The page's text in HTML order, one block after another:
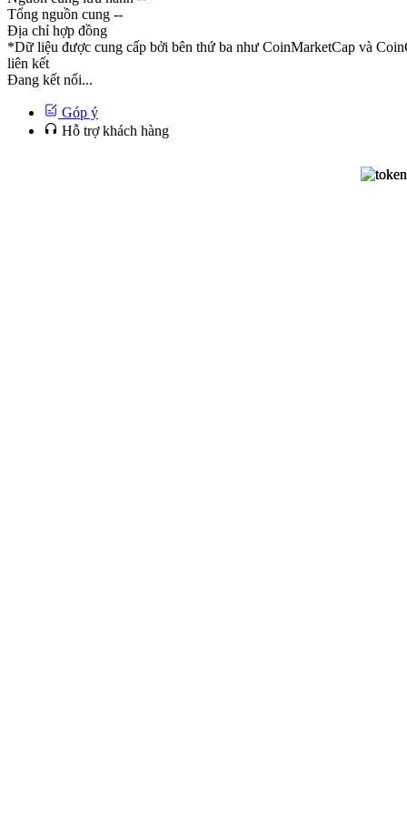
Tổng nguồn cung --
Địa chỉ hợp đồng
*Dữ liệu được cung cấp bởi bên thứ ba như CoinMarketCap và
liên kết
Đang kết nối...
Góp ý
Hỗ trợ khách hàng